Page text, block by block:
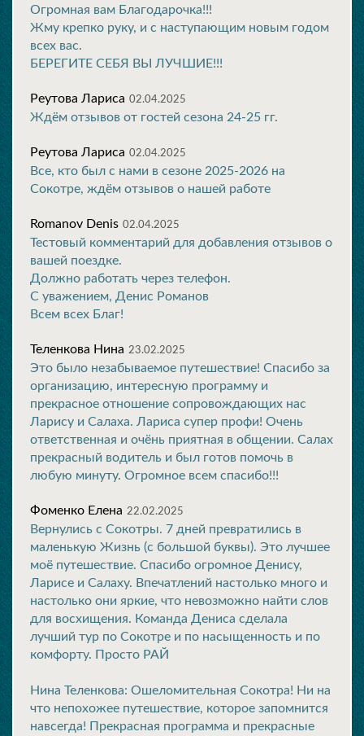
Огромная вам Благодарочка!!!
Жму крепко руку, и с наступающим новым годом
всех вас.
БЕРЕГИТЕ СЕБЯ ВЫ ЛУЧШИЕ!!!
Реутова Лариса 02.04.2025
Ждём отзывов от гостей сезона 24-25 гг.
Реутова Лариса 02.04.2025
Все, кто был с нами в сезоне 2025-2026 на
Сокотре, ждём отзывов о нашей работе
Romanov Denis 02.04.2025
Тестовый комментарий для добавления отзывов о
вашей поездке.
Должно работать через телефон.
С уважением, Денис Романов
Всем всех Благ!
Теленкова Нина 23.02.2025
Это было незабываемое путешествие! Спасибо за
организацию, интересную программу и
прекрасное отношение сопровождающих нас
Ларису и Салаха. Лариса супер профи! Очень
ответственная и очёнь приятная в общении. Салах
прекрасный водитель и был готов помочь в
любую минуту. Огромное всем спасибо!!!
Фоменко Елена 22.02.2025
Вернулись с Сокотры. 7 дней превратились в
маленькую Жизнь (с большой буквы). Это лучшее
моё путешествие. Спасибо огромное Денису,
Ларисе и Салаху. Впечатлений настолько много и
настолько они яркие, что невозможно найти слов
для восхищения. Команда Дениса сделала
лучший тур по Сокотре и по насыщенность и по
комфорту. Просто РАЙ
Нина Теленкова: Ошеломительная Сокотра! Ни на
что непохожее путешествие, которое запомнится
навсегда! Прекрасная программа и прекрасные